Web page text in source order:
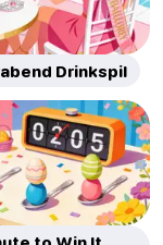
Drinkspil